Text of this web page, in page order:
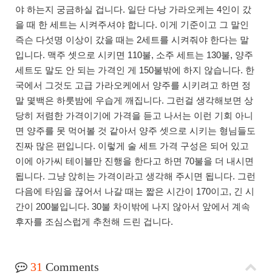
야 하는지 궁금하실 겁니다. 일단 다낭 가라오케는 4인이 갔
을 때 한 세트는 시켜주셔야 합니다. 이게 기준이고 그 말인
즉슨 다섯명 이상이 갔을 때는 2세트를 시켜줘야 한다는 말
입니다. 맥주 셋으로 시키면 110불, 소주 세트는 130불, 양주
세트도 말도 안 되는 가격인 게 150불밖에 하지 않습니다. 한
국에서 그것도 고급 가라오케에서 양주를 시키려고 하면 정
말 몇백은 하룻밤에 우습게 깨집니다. 그런걸 생각해보면 상
당히 저렴한 가격이기에 가격을 듣고 나서는 이런 기회 아니
면 양주를 못 먹어볼 것 같아서 양주 셋으로 시키는 형님들도
진짜 많은 편입니다. 이렇게 술 세트 가격 구성은 되어 있고
이에 아가씨 테이블만 진행을 한다고 하면 70불을 더 내시면
됩니다. 그냥 앉히는 가격이라고 생각해 주시면 됩니다. 그런
다음에 타임을 끊어서 나갈 때는 짧은 시간이 170이고, 긴 시
간이 200불입니다. 30불 차이밖에 나지 않아서 앞에서 계속
후자를 조심스럽게 추천해 드린 겁니다.
31 Comments